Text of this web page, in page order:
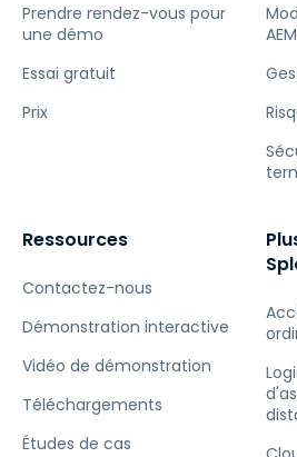
Prendre rendez-vous pour
une démo
Essai gratuit
Prix
AEM
Ressources
Contactez-nous
Démonstration interactive
Vidéo de démonstration
Téléchargements
Études de cas